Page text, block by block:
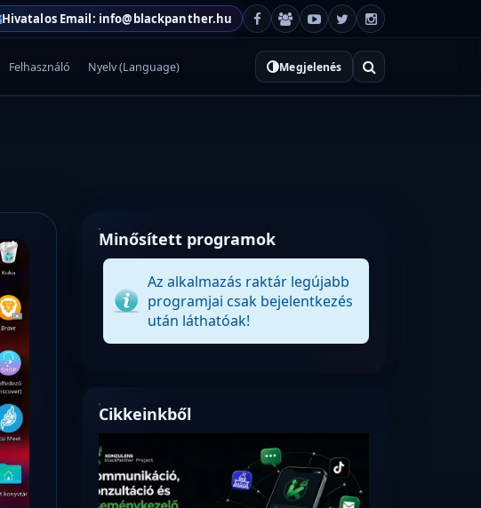
Hivatalos Email: info@blackpanther.hu
Felhasználó Nyelv (Language) Megjelenés
Minősített programok
Az alkalmazás raktár legújabb
programjai csak bejelentkezés
után láthatóak!
Cikkeinkből